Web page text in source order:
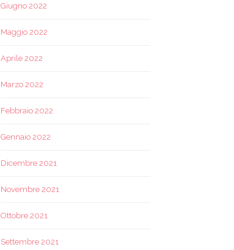
Giugno 2022
Maggio 2022
Aprile 2022
Marzo 2022
Febbraio 2022
Gennaio 2022
Dicembre 2021
Novembre 2021
Ottobre 2021
Settembre 2021